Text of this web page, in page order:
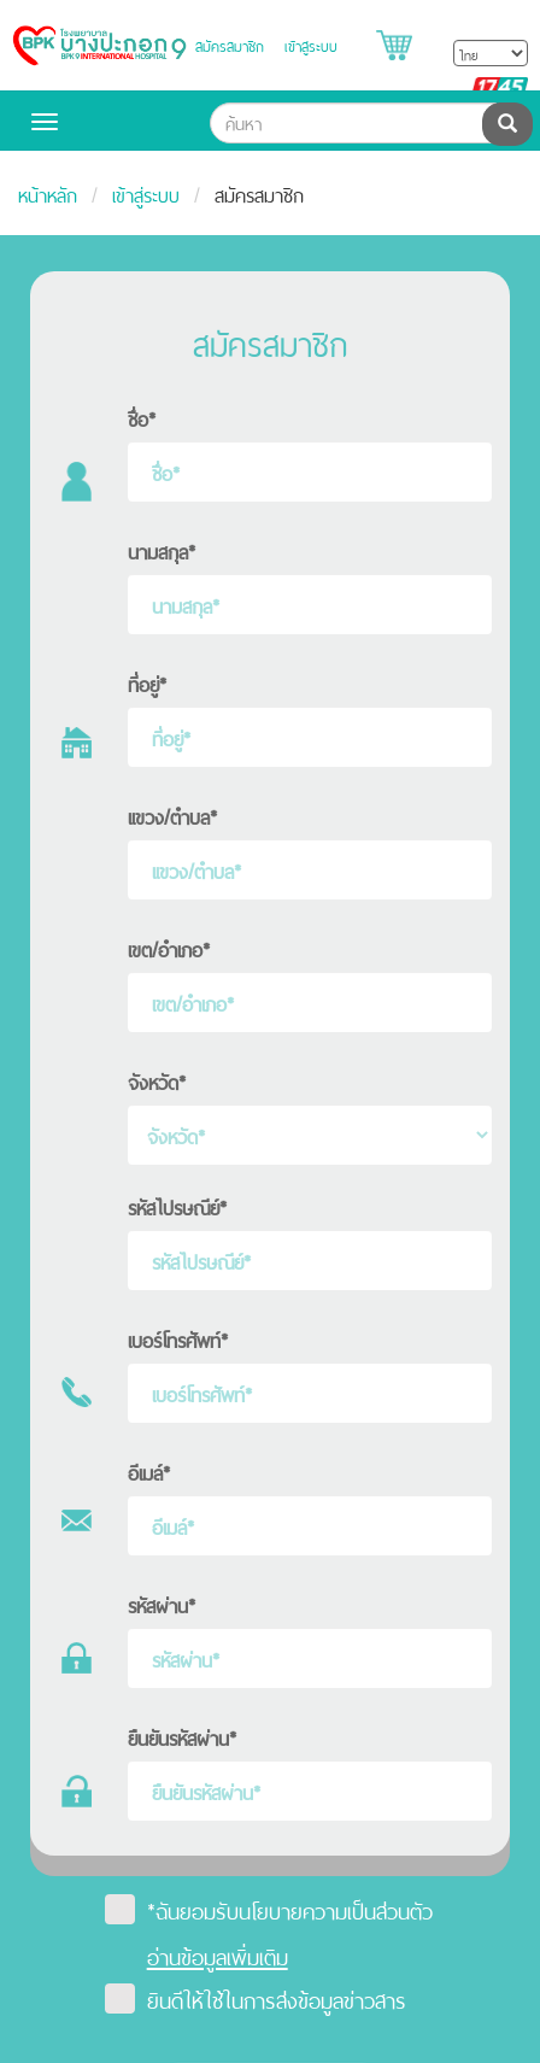
Bangpakok
Hospital
สมัครสมาชิก เข้าสู่ระบบ
Toggle
ค้น
หน้าหลัก เข้าสู่ระบบ สมัครสมาชิก
สมัครสมาชิก
ชื่อ*
นามสกุล*
ที่อยู่*
เเขวง/ตำบล*
เขต/อำเภอ*
จังหวัด*
รหัสไปรษณีย์*
เบอร์โทรศัพท์*
อีเมล์*
รหัสผ่าน*
ยืนยันรหัสผ่าน*
*ฉันยอมรับนโยบายความเป็นส่วนตัว
อ่านข้อมูลเพิ่มเติม
ยินดีให้ใช้ในการส่งข้อมูลข่าวสาร